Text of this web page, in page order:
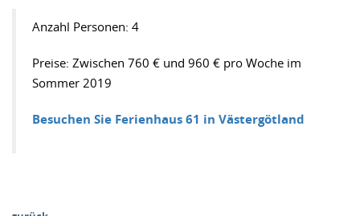
Anzahl Personen: 4
Preise: Zwischen 760 € und 960 € pro Woche im
Sommer 2019
Besuchen Sie Ferienhaus 61 in Västergötland